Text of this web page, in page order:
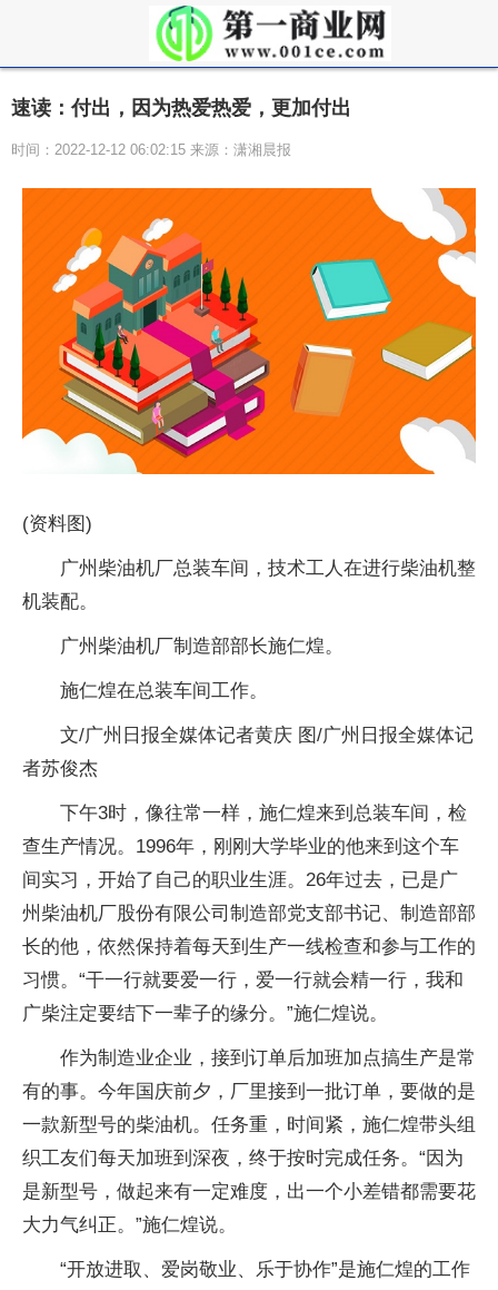
速读：付出，因为热爱热爱，更加付出
时间：2022-12-12 06:02:15 来源：潇湘晨报
(资料图)
广州柴油机厂总装车间，技术工人在进行柴油机整
机装配。
广州柴油机厂制造部部长施仁煌。
施仁煌在总装车间工作。
文/广州日报全媒体记者黄庆 图/广州日报全媒体记
者苏俊杰
下午3时，像往常一样，施仁煌来到总装车间，检
查生产情况。1996年，刚刚大学毕业的他来到这个车
间实习，开始了自己的职业生涯。26年过去，已是广
州柴油机厂股份有限公司制造部党支部书记、制造部部
长的他，依然保持着每天到生产一线检查和参与工作的
习惯。“干一行就要爱一行，爱一行就会精一行，我和
广柴注定要结下一辈子的缘分。”施仁煌说。
作为制造业企业，接到订单后加班加点搞生产是常
有的事。今年国庆前夕，厂里接到一批订单，要做的是
一款新型号的柴油机。任务重，时间紧，施仁煌带头组
织工友们每天加班到深夜，终于按时完成任务。“因为
是新型号，做起来有一定难度，出一个小差错都需要花
大力气纠正。”施仁煌说。
“开放进取、爱岗敬业、乐于协作”是施仁煌的工作